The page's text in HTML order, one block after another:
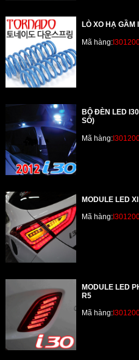
LÒ XO HẠ GẦM
Mã hàng:
BỘ ĐÈN LED
SỐ)
Mã hàng:
MODULE LED
Mã hàng:
MODULE LED
R5
Mã hàng: